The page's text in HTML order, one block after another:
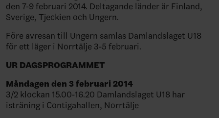
den 7-9 februari 2014. Deltagande länder är Finland,
Sverige, Tjeckien och Ungern.
Före avresan till Ungern samlas Damlandslaget U18
för ett läger i Norrtälje 3-5 februari.
UR DAGSPROGRAMMET
Måndagen den 3 februari 2014
3/2 klockan 15.00-16.20 Damlandslaget U18 har
isträning i Contigahallen, Norrtälje